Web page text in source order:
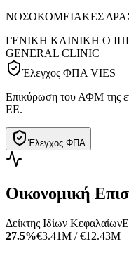
ΝΟΣΟΚΟΜΕΙΑΚΕΣ
ΓΕΝΙΚΗ ΚΛΙΝΙΚΗ O
GENERAL CLINIC
Έλεγχος ΦΠΑ VIES
Επικύρωση του ΑΦΜ της
ΕΕ.
Έλεγχος ΦΠΑ
Οικονομική
Δείκτης Ιδίων Κεφαλαίων
27.5%€3.41M / €12.43M